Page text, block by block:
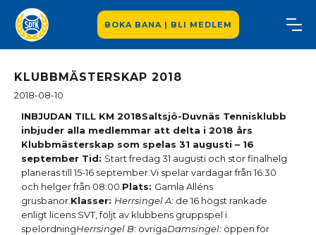
BOKA BANA | BLI MEDLEM
KLUBBMÄSTERSKAP 2018
2018-08-10
INBJUDAN TILL KM 2018Saltsjö-Duvnäs Tennisklubb
inbjuder alla medlemmar att delta i 2018 års
Klubbmästerskap som spelas 31 augusti – 16
september Tid: Start fredag 31 augusti och stor finalhelg
planeras till 15-16 september.Vi spelar vardagar från 16:30
och helger från 08:00. Plats: Gamla Alléns
grusbanor. Klasser: Herrsingel A: de 16 högst rankade
enligt licens SVT, följt av klubbens gruppspel i
spelordningHerrsingel B: övrigaDamsingel: öppen för